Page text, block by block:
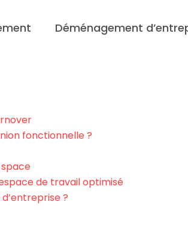
Déménagement
fonctionnelle ?
de travail optimisé
?